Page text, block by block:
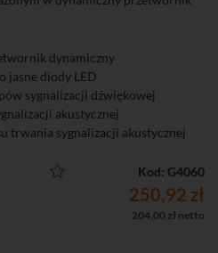
dynamiczny
jasne diody LED
sygnalizacji dźwiękowej
akustycznej
trwania sygnalizacji akustycznej
stanowiącym z opcjonalnym
Kod: G4060
250,92 zł
204,00 zł netto